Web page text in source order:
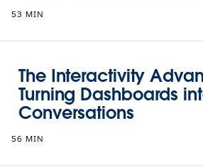
53 MIN
The Interactivity
Turning Dashboards
Conversations
56 MIN